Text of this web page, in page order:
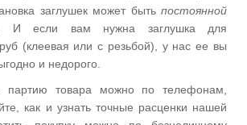
заглушек может быть постоянной
. И если вам нужна заглушка для
(клеевая или с резьбой), у нас ее вы
и недорого.
партию товара можно по телефонам,
как и узнать точные расценки нашей